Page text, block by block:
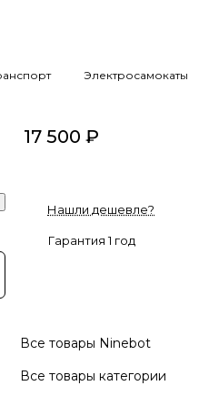
Электросамокаты
17 500 ₽
Нашли дешевле?
Гарантия 1 год
Все товары Ninebot
Все товары категории